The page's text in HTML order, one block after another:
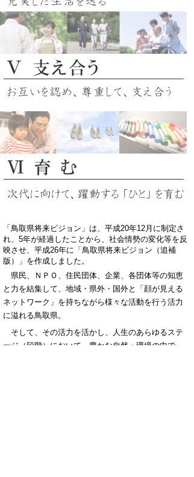
「鳥取県将来ビジョン」は、平成20年12月に制定さ
れ、5年が経過したことから、社会情勢の変化等を反
映させ、平成26年に「鳥取県将来ビジョン（追補
版）」を作成しました。
県民、ＮＰＯ、住民団体、企業、各団体等の知恵
と力を結集して、地域・県外・国外と「顔が見える
ネットワーク」を持ちながら様々な活動を行う活力
に溢れる鳥取県。
そして、その活力を活かし、人生のあらゆるステ
ージ（段階）において、豊かな自然・環境の中で、